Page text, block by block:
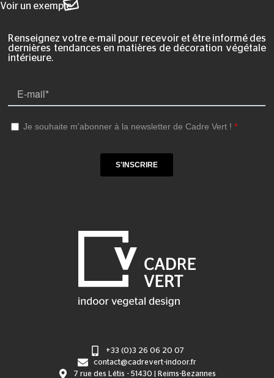
Voir un exemple
Renseignez votre e-mail pour recevoir et être informé des
dernières tendances en matières de décoration végétale
intérieure.
+33 (0)3 26 06 20 07
contact@cadrevert-indoor.fr
7 rue des Létis - 51430 | Reims-Bezannes